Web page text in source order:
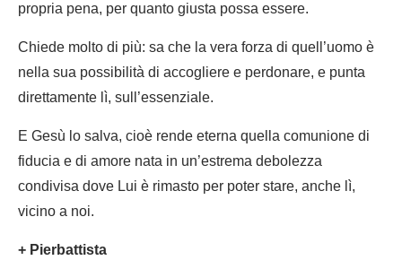
propria pena, per quanto giusta possa essere.
Chiede molto di più: sa che la vera forza di quell’uomo è
nella sua possibilità di accogliere e perdonare, e punta
direttamente lì, sull’essenziale.
E Gesù lo salva, cioè rende eterna quella comunione di
fiducia e di amore nata in un’estrema debolezza
condivisa dove Lui è rimasto per poter stare, anche lì,
vicino a noi.
+ Pierbattista